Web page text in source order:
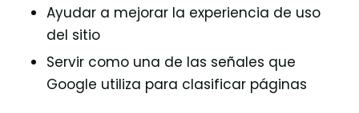
Ayudar a mejorar la experiencia de uso
del sitio
Servir como una de las señales que
Google utiliza para clasificar páginas